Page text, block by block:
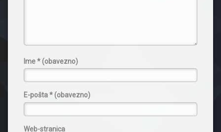
Ime* (obavezno)
E-pošta* (obavezno)
Web-stranica